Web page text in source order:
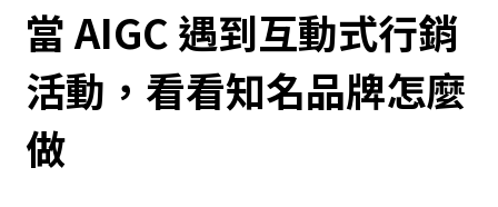
當 AIGC 遇到互動式行銷
活動，看看知名品牌怎麼
做